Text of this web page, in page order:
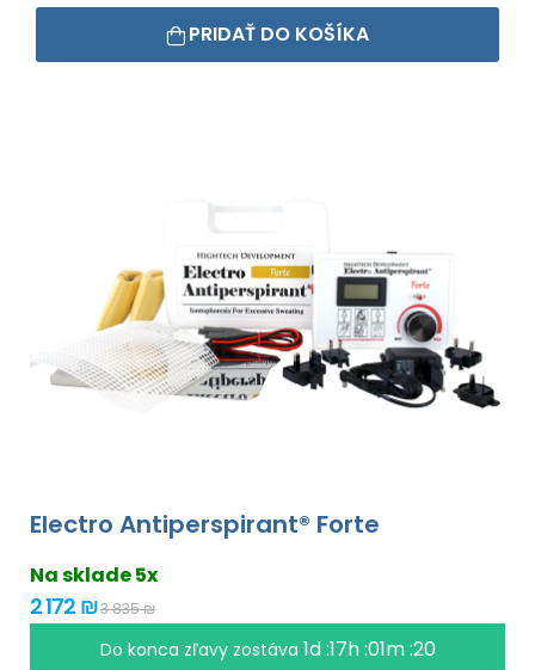
PRIDAŤ DO KOŠÍKA
Electro Antiperspirant® Forte
Na sklade 5x
2 172 ₪3 835 ₪
Do konca zľavy zostáva1d :17h :01m :18